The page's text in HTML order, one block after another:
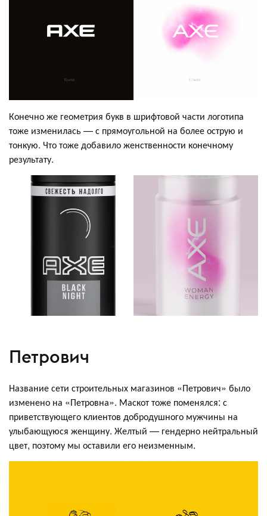
Конечно же геометрия букв в шрифтовой части логотипа
тоже изменилась — с прямоугольной на более острую и
тонкую. Что тоже добавило женственности конечному
результату.
Петрович
Название сети строительных магазинов «Петрович» было
изменено на «Петровна». Маскот тоже поменялся: с
приветствующего клиентов добродушного мужчины на
улыбающуюся женщину. Желтый — гендерно нейтральный
цвет, поэтому мы оставили его неизменным.